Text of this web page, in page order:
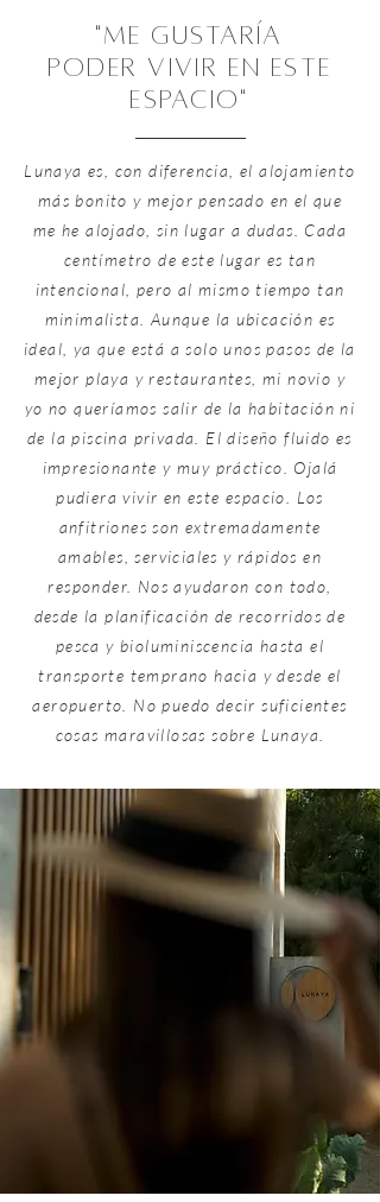
"Me gustaría
poder vivir en este
espacio"
Lunaya es, con diferencia, el alojamiento
más bonito y mejor pensado en el que
me he alojado, sin lugar a dudas. Cada
centímetro de este lugar es tan
intencional, pero al mismo tiempo tan
minimalista. Aunque la ubicación es
ideal, ya que está a solo unos pasos de la
mejor playa y restaurantes, mi novio y
yo no queríamos salir de la habitación ni
de la piscina privada. El diseño fluido es
impresionante y muy práctico. Ojalá
pudiera vivir en este espacio. Los
anfitriones son extremadamente
amables, serviciales y rápidos en
responder. Nos ayudaron con todo,
desde la planificación de recorridos de
pesca y bioluminiscencia hasta el
transporte temprano hacia y desde el
aeropuerto. No puedo decir suficientes
cosas maravillosas sobre Lunaya.